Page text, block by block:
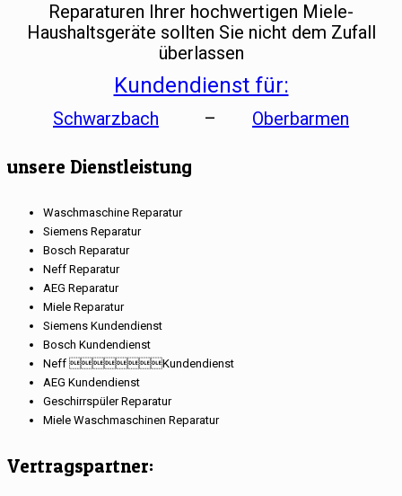
Reparaturen Ihrer hochwertigen Miele-
Haushaltsgeräte sollten Sie nicht dem Zufall
überlassen
Kundendienst für:
Schwarzbach – Oberbarmen
unsere Dienstleistung
Waschmaschine Reparatur
Siemens Reparatur
Bosch Reparatur
Neff Reparatur
AEG Reparatur
Miele Reparatur
Siemens Kundendienst
Bosch Kundendienst
Neff Kundendienst
AEG Kundendienst
Geschirrspüler Reparatur
Miele Waschmaschinen Reparatur
Vertragspartner: